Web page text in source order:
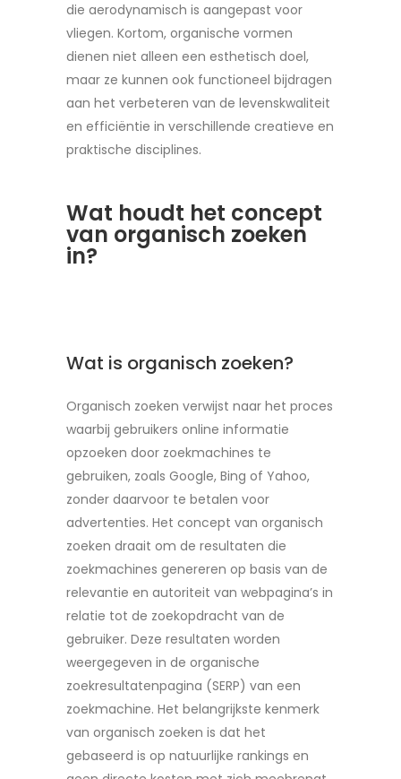
die aerodynamisch is aangepast voor
vliegen. Kortom, organische vormen
dienen niet alleen een esthetisch doel,
maar ze kunnen ook functioneel bijdragen
aan het verbeteren van de levenskwaliteit
en efficiëntie in verschillende creatieve en
praktische disciplines.
Wat houdt het concept
van organisch zoeken
in?
Wat is organisch zoeken?
Organisch zoeken verwijst naar het proces
waarbij gebruikers online informatie
opzoeken door zoekmachines te
gebruiken, zoals Google, Bing of Yahoo,
zonder daarvoor te betalen voor
advertenties. Het concept van organisch
zoeken draait om de resultaten die
zoekmachines genereren op basis van de
relevantie en autoriteit van webpagina’s in
relatie tot de zoekopdracht van de
gebruiker. Deze resultaten worden
weergegeven in de organische
zoekresultatenpagina (SERP) van een
zoekmachine. Het belangrijkste kenmerk
van organisch zoeken is dat het
gebaseerd is op natuurlijke rankings en